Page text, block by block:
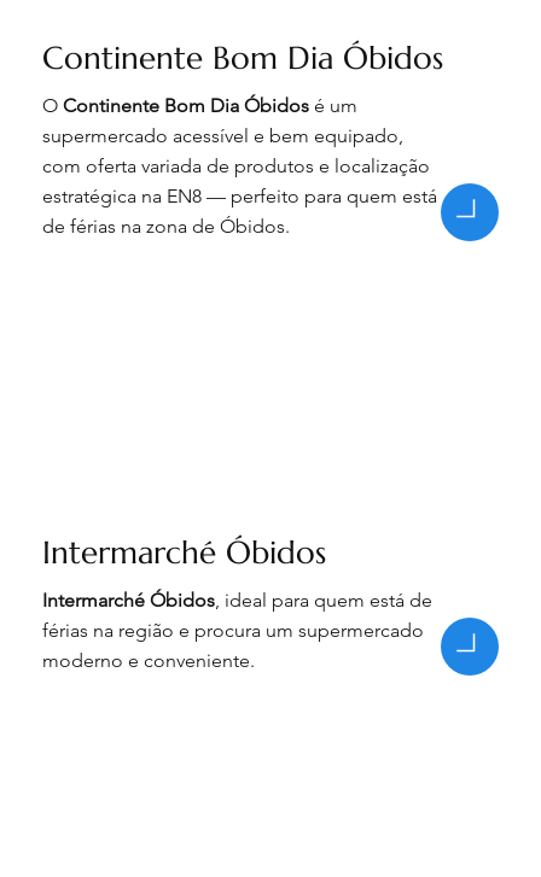
Continente Bom Dia Óbidos
O Continente Bom Dia Óbidos é um
supermercado acessível e bem equipado,
com oferta variada de produtos e localização
estratégica na EN8 — perfeito para quem está
de férias na zona de Óbidos.
Intermarché Óbidos
Intermarché Óbidos, ideal para quem está de
férias na região e procura um supermercado
moderno e conveniente.